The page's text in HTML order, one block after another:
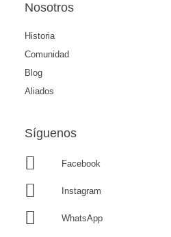
Nosotros
Historia
Comunidad
Blog
Aliados
Síguenos
Facebook
Instagram
WhatsApp